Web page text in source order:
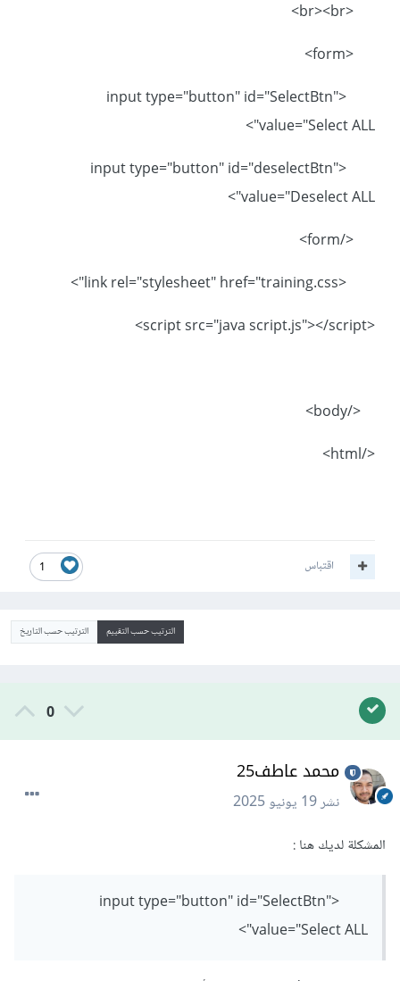
<br><br>
<form>
<input type="button" id="SelectBtn"
value="Select ALL">
<input type="button" id="deselectBtn"
value="Deselect ALL">
</form>
<link rel="stylesheet" href="training.css">
<script src="java script.js"></script>
</body>
</html>
1 اقتباس
الترتيب حسب التقييم الترتيب حسب التاريخ
0
محمد عاطف25
نشر19 يونيو 2025
المشكلة لديك هنا
<input type="button" id="SelectBtn"
value="Select ALL">